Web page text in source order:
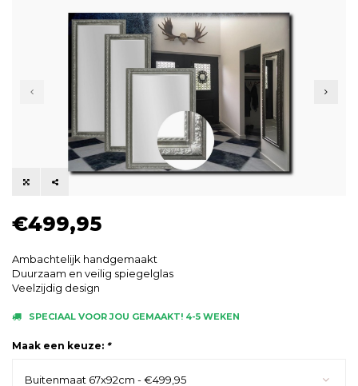
€499,95
Ambachtelijk handgemaakt
Duurzaam en veilig spiegelglas
Veelzijdig design
SPECIAAL VOOR JOU GEMAAKT! 4-5 WEKEN
Maak een keuze: *
Buitenmaat 67x92cm - €499,95